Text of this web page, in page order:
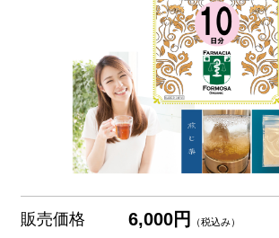
販売価格 6,000円 （税込み）